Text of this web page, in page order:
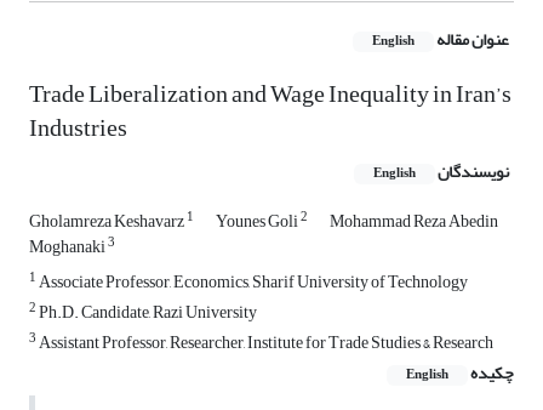
عنوان مقاله English
Trade Liberalization and Wage Inequality in Iran’s
Industries
نویسندگان English
Gholamreza Keshavarz1 Younes Goli2 Mohammad Reza Abedin
Moghanaki3
1Associate Professor, Economics, Sharif University of Technology
2Ph.D. Candidate, Razi University
3Assistant Professor, Researcher, Institute for Trade Studies & Research
چکیده
English